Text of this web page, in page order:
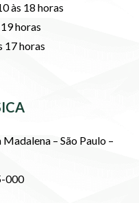
às 18 horas
horas
17 horas
– São Paulo –
000